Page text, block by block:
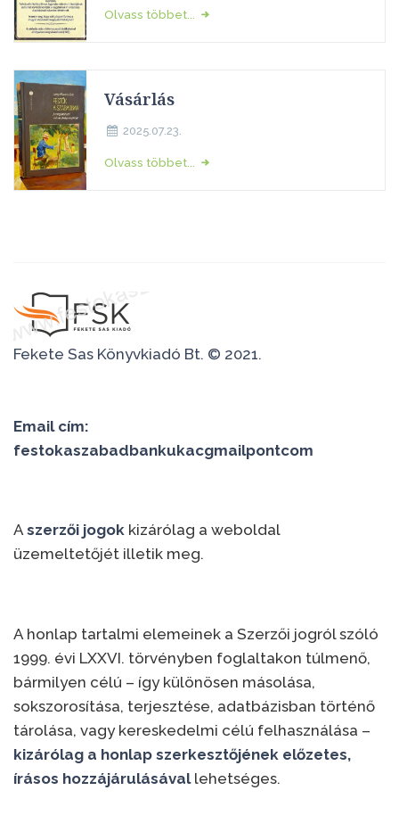
Olvass többet...
Vásárlás
2025.07.23.
Olvass többet...
Fekete Sas Könyvkiadó Bt. © 2021.
Email cím:
festokaszabadbankukacgmailpontcom
Aszerzői jogok kizárólag a weboldal
üzemeltetőjét illetik meg.
A honlap tartalmi elemeinek a Szerzői jogról szóló
1999. évi LXXVI. törvényben foglaltakon túlmenő,
bármilyen célú – így különösen másolása,
sokszorosítása, terjesztése, adatbázisban történő
tárolása, vagy kereskedelmi célú felhasználása –
kizárólag a honlap szerkesztőjének előzetes,
írásos hozzájárulásávallehetséges.